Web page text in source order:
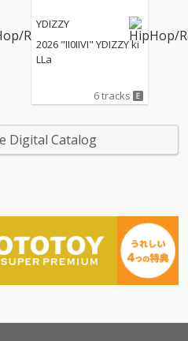
YDIZZY
2026 "II0IIVI" YDIZZY ki
LLa
6 tracks
Digital Catalog